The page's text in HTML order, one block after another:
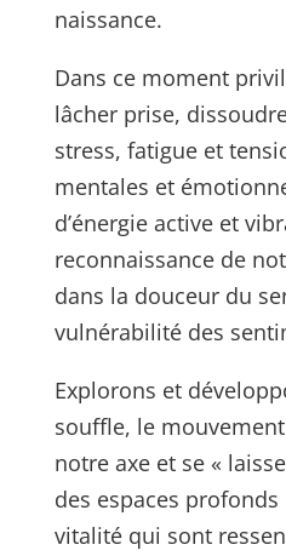
naissance.
Dans ce moment
lâcher prise,
stress, fatigue et
mentales et
d’énergie active et
reconnaissance de
dans la douceur du
vulnérabilité des
Explorons et
souffle, le
notre axe et se «
des espaces
vitalité qui sont